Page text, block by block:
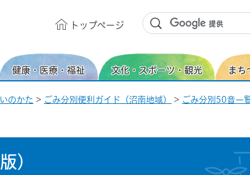
トップページ
健康・医療・福祉 文化・スポーツ・観光 まち
のかた > ごみ分別便利ガイド（沼南地域） > ごみ分別50音一
）